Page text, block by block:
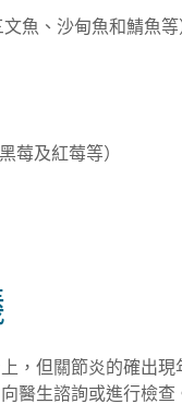
魚、沙甸魚和鯖魚等
莓及紅莓等）
，但關節炎的確出
醫生諮詢或進行檢查